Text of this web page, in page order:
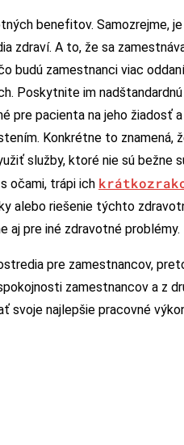
benefitov. Samozrejme,
zdraví. A to, že sa
budú zamestnanci viac
Poskytnite im
pre pacienta na jeho žiadosť a
Konkrétne to znamená,
služby, ktoré nie sú bežne
očami, trápi ich
alebo riešenie týchto
pre iné zdravotné problémy.
pre zamestnancov,
zamestnancov a z
svoje najlepšie pracovné